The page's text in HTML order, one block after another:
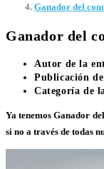
Ganador del
Ganador del
Autor de la
Publicación
Categoría de
Ya tenemos Ganador
si no a través de todas